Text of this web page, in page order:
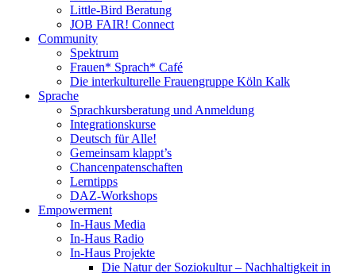
Little-Bird Beratung
JOB FAIR! Connect
Community
Spektrum
Frauen* Sprach* Café
Die interkulturelle Frauengruppe Köln Kalk
Sprache
Sprachkursberatung und Anmeldung
Integrationskurse
Deutsch für Alle!
Gemeinsam klappt’s
Chancenpatenschaften
Lerntipps
DAZ-Workshops
Empowerment
In-Haus Media
In-Haus Radio
In-Haus Projekte
Die Natur der Soziokultur – Nachhaltigkeit in